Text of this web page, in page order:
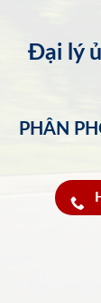
Đại lý
PHÂN